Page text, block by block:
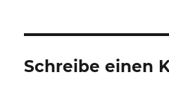
Schreibe einen